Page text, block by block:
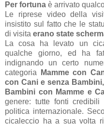
Per fortuna è arrivato
Le riprese video della
insistito sul fatto che le
di visita erano state
La cosa ha levato un
qualche giorno, ed ha
indignando un certo
categoria
Mamme con
con Cani e senza
Bambini con Mamme e
genere: tutte fonti
politica internazionale.
cicaleccio ha a sua volta